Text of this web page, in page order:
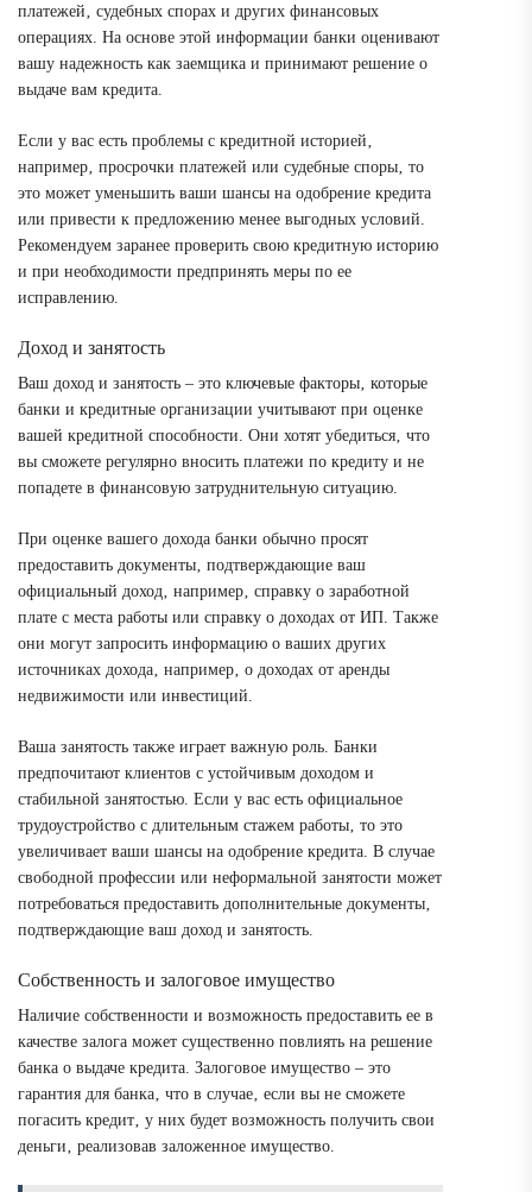
платежей‚ судебных спорах и других финансовых
операциях. На основе этой информации банки оценивают
вашу надежность как заемщика и принимают решение о
выдаче вам кредита.
Если у вас есть проблемы с кредитной историей‚
например‚ просрочки платежей или судебные споры‚ то
это может уменьшить ваши шансы на одобрение кредита
или привести к предложению менее выгодных условий.
Рекомендуем заранее проверить свою кредитную историю
и при необходимости предпринять меры по ее
исправлению.
Доход и занятость
Ваш доход и занятость – это ключевые факторы‚ которые
банки и кредитные организации учитывают при оценке
вашей кредитной способности. Они хотят убедиться‚ что
вы сможете регулярно вносить платежи по кредиту и не
попадете в финансовую затруднительную ситуацию.
При оценке вашего дохода банки обычно просят
предоставить документы‚ подтверждающие ваш
официальный доход‚ например‚ справку о заработной
плате с места работы или справку о доходах от ИП. Также
они могут запросить информацию о ваших других
источниках дохода‚ например‚ о доходах от аренды
недвижимости или инвестиций.
Ваша занятость также играет важную роль. Банки
предпочитают клиентов с устойчивым доходом и
стабильной занятостью. Если у вас есть официальное
трудоустройство с длительным стажем работы‚ то это
увеличивает ваши шансы на одобрение кредита. В случае
свободной профессии или неформальной занятости может
потребоваться предоставить дополнительные документы‚
подтверждающие ваш доход и занятость.
Собственность и залоговое имущество
Наличие собственности и возможность предоставить ее в
качестве залога может существенно повлиять на решение
банка о выдаче кредита. Залоговое имущество – это
гарантия для банка‚ что в случае‚ если вы не сможете
погасить кредит‚ у них будет возможность получить свои
деньги‚ реализовав заложенное имущество.